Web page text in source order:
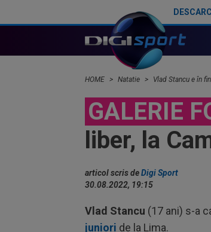
HOME Natatie Vlad Stancu e în
GALERIE
liber, la
articol scris deDigi Sport
30.08.2022, 19:15
Vlad Stancu (17 ani) s-a
juniori de la Lima.